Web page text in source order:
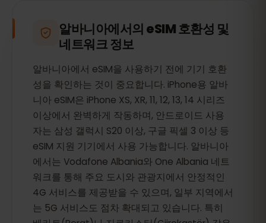
알바니아에서의 eSIM 호환성 및
네트워크 정보
알바니아에서 eSIM을 사용하기 전에 기기 호환
성을 확인하는 것이 중요합니다. iPhone용 알바
니아 eSIM은 iPhone XS, XR, 11, 12, 13, 14 시리즈
이상에서 완벽하게 작동하며, 안드로이드 사용
자는 삼성 갤럭시 S20 이상, 구글 픽셀 3 이상 등
eSIM 지원 기기에서 사용 가능합니다. 알바니아
에서는 Vodafone Albania와 One Albania 네트
워크를 통해 주요 도시와 관광지에서 안정적인
4G 서비스를 제공받을 수 있으며, 일부 지역에서
는 5G 서비스도 점차 확대되고 있습니다. 특히